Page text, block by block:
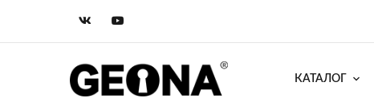
КАТАЛОГ